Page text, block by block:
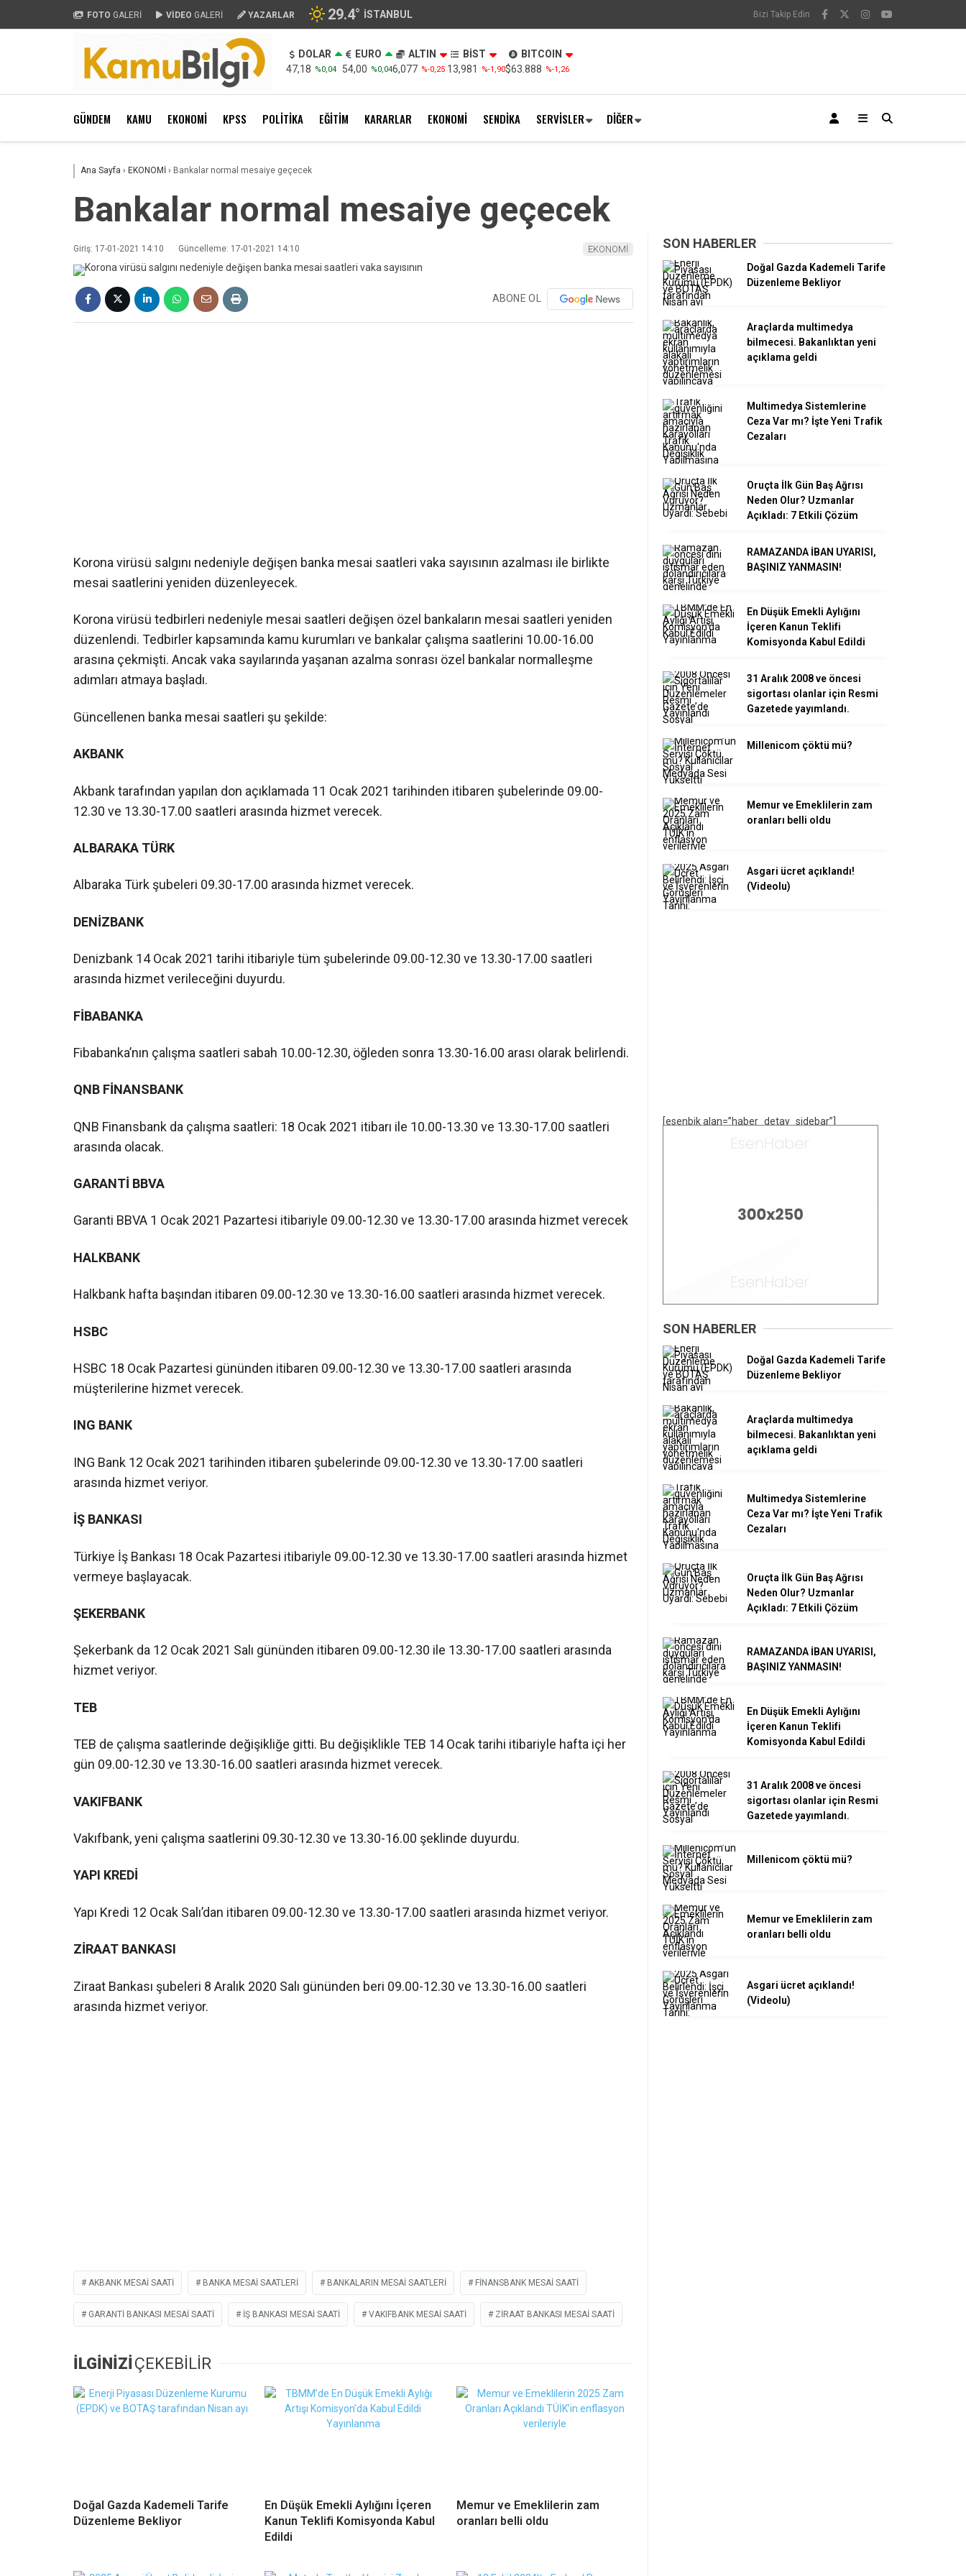
FOTO GALERİ VİDEO GALERİ YAZARLAR 29.4° İSTANBUL Bizi Takip Edin
DOLAR
47,18 %0,04
EURO
54,00 %0,04
ALTIN
6,077 %-0,25
BİST
13,981
%-1,90
BITCOIN
$63.888 %-1,26
GÜNDEM KAMU EKONOMİ KPSS POLİTİKA EĞİTİM KARARLAR EKONOMİ SENDİKA SERVİSLER DİĞER
Ana Sayfa › EKONOMİ › Bankalar normal mesaiye geçecek
Bankalar normal mesaiye geçecek
Giriş: 17-01-2021 14:10 Güncelleme: 17-01-2021 14:10 EKONOMİ
ABONE OL
Korona virüsü salgını nedeniyle değişen banka mesai saatleri vaka sayısının azalması ile birlikte
mesai saatlerini yeniden düzenleyecek.
Korona virüsü tedbirleri nedeniyle mesai saatleri değişen özel bankaların mesai saatleri yeniden
düzenlendi. Tedbirler kapsamında kamu kurumları ve bankalar çalışma saatlerini 10.00-16.00
arasına çekmişti. Ancak vaka sayılarında yaşanan azalma sonrası özel bankalar normalleşme
adımları atmaya başladı.
Güncellenen banka mesai saatleri şu şekilde:
AKBANK
Akbank tarafından yapılan don açıklamada 11 Ocak 2021 tarihinden itibaren şubelerinde 09.00-
12.30 ve 13.30-17.00 saatleri arasında hizmet verecek.
ALBARAKA TÜRK
Albaraka Türk şubeleri 09.30-17.00 arasında hizmet verecek.
DENİZBANK
Denizbank 14 Ocak 2021 tarihi itibariyle tüm şubelerinde 09.00-12.30 ve 13.30-17.00 saatleri
arasında hizmet verileceğini duyurdu.
FİBABANKA
Fibabanka’nın çalışma saatleri sabah 10.00-12.30, öğleden sonra 13.30-16.00 arası olarak belirlendi.
QNB FİNANSBANK
QNB Finansbank da çalışma saatleri: 18 Ocak 2021 itibarı ile 10.00-13.30 ve 13.30-17.00 saatleri
arasında olacak.
GARANTİ BBVA
Garanti BBVA 1 Ocak 2021 Pazartesi itibariyle 09.00-12.30 ve 13.30-17.00 arasında hizmet verecek
HALKBANK
Halkbank hafta başından itibaren 09.00-12.30 ve 13.30-16.00 saatleri arasında hizmet verecek.
HSBC
HSBC 18 Ocak Pazartesi gününden itibaren 09.00-12.30 ve 13.30-17.00 saatleri arasında
müşterilerine hizmet verecek.
ING BANK
ING Bank 12 Ocak 2021 tarihinden itibaren şubelerinde 09.00-12.30 ve 13.30-17.00 saatleri
arasında hizmet veriyor.
İŞ BANKASI
Türkiye İş Bankası 18 Ocak Pazartesi itibariyle 09.00-12.30 ve 13.30-17.00 saatleri arasında hizmet
vermeye başlayacak.
ŞEKERBANK
Şekerbank da 12 Ocak 2021 Salı gününden itibaren 09.00-12.30 ile 13.30-17.00 saatleri arasında
hizmet veriyor.
TEB
TEB de çalışma saatlerinde değişikliğe gitti. Bu değişiklikle TEB 14 Ocak tarihi itibariyle hafta içi her
gün 09.00-12.30 ve 13.30-16.00 saatleri arasında hizmet verecek.
VAKIFBANK
Vakıfbank, yeni çalışma saatlerini 09.30-12.30 ve 13.30-16.00 şeklinde duyurdu.
YAPI KREDİ
Yapı Kredi 12 Ocak Salı’dan itibaren 09.00-12.30 ve 13.30-17.00 saatleri arasında hizmet veriyor.
ZİRAAT BANKASI
Ziraat Bankası şubeleri 8 Aralık 2020 Salı gününden beri 09.00-12.30 ve 13.30-16.00 saatleri
arasında hizmet veriyor.
AKBANK MESAI SAATI BANKA MESAI SAATLERI BANKALARIN MESAI SAATLERI FINANSBANK MESAI SAATI
GARANTI BANKASI MESAI SAATI IŞ BANKASI MESAI SAATI VAKIFBANK MESAI SAATI ZIRAAT BANKASI MESAI SAATI
İLGİNİZİÇEKEBİLİR
Doğal Gazda Kademeli Tarife
Düzenleme Bekliyor
En Düşük Emekli Aylığını İçeren
Kanun Teklifi Komisyonda Kabul
Edildi
Memur ve Emeklilerin zam
oranları belli oldu
SON HABERLER
Doğal Gazda Kademeli Tarife
Düzenleme Bekliyor
Araçlarda multimedya
bilmecesi. Bakanlıktan yeni
açıklama geldi
Multimedya Sistemlerine
Ceza Var mı? İşte Yeni Trafik
Cezaları
Oruçta İlk Gün Baş Ağrısı
Neden Olur? Uzmanlar
Açıkladı: 7 Etkili Çözüm
RAMAZANDA İBAN UYARISI,
BAŞINIZ YANMASIN!
En Düşük Emekli Aylığını
İçeren Kanun Teklifi
Komisyonda Kabul Edildi
31 Aralık 2008 ve öncesi
sigortası olanlar için Resmi
Gazetede yayımlandı.
Millenicom çöktü mü?
Memur ve Emeklilerin zam
oranları belli oldu
Asgari ücret açıklandı!
(Videolu)
[esenbik alan=”haber_detay_sidebar”]
SON HABERLER
Doğal Gazda Kademeli Tarife
Düzenleme Bekliyor
Araçlarda multimedya
bilmecesi. Bakanlıktan yeni
açıklama geldi
Multimedya Sistemlerine
Ceza Var mı? İşte Yeni Trafik
Cezaları
Oruçta İlk Gün Baş Ağrısı
Neden Olur? Uzmanlar
Açıkladı: 7 Etkili Çözüm
RAMAZANDA İBAN UYARISI,
BAŞINIZ YANMASIN!
En Düşük Emekli Aylığını
İçeren Kanun Teklifi
Komisyonda Kabul Edildi
31 Aralık 2008 ve öncesi
sigortası olanlar için Resmi
Gazetede yayımlandı.
Millenicom çöktü mü?
Memur ve Emeklilerin zam
oranları belli oldu
Asgari ücret açıklandı!
(Videolu)